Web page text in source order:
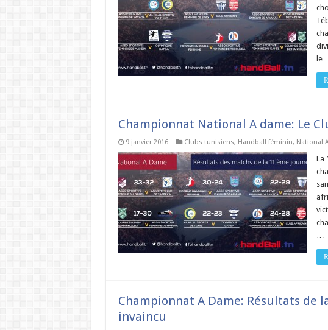
le
Championnat National A dame: Le
9 janvier 2016 Clubs tunisiens, Handball féminin, National
La
…
Championnat A Dame: Résultats de
invaincu